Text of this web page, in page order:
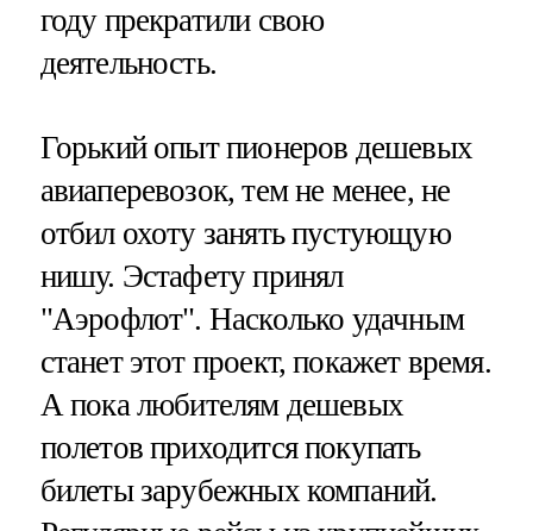
году прекратили свою
деятельность.
Горький опыт пионеров дешевых
авиаперевозок, тем не менее, не
отбил охоту занять пустующую
нишу. Эстафету принял
"Аэрофлот". Насколько удачным
станет этот проект, покажет время.
А пока любителям дешевых
полетов приходится покупать
билеты зарубежных компаний.